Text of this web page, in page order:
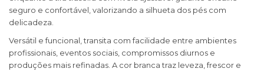
seguro e confortável, valorizando a silhueta dos pés com
delicadeza.
Versátil e funcional, transita com facilidade entre ambientes
profissionais, eventos sociais, compromissos diurnos e
produções mais refinadas. A cor branca traz leveza, frescor e